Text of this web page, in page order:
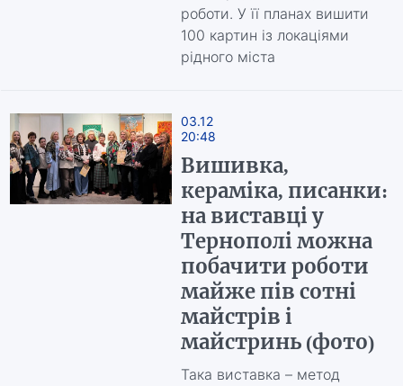
роботи. У її планах вишити
100 картин із локаціями
рідного міста
03.12
20:48
Вишивка,
кераміка, писанки:
на виставці у
Тернополі можна
побачити роботи
майже пів сотні
майстрів і
майстринь (фото)
Така виставка – метод